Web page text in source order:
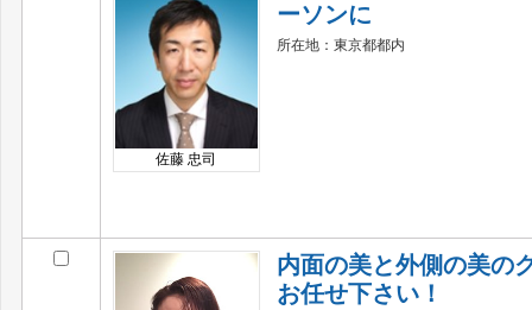
佐藤 忠司
ーソンに
所在地：東京都都内
内面の美と外側の美の
お任せ下さい！